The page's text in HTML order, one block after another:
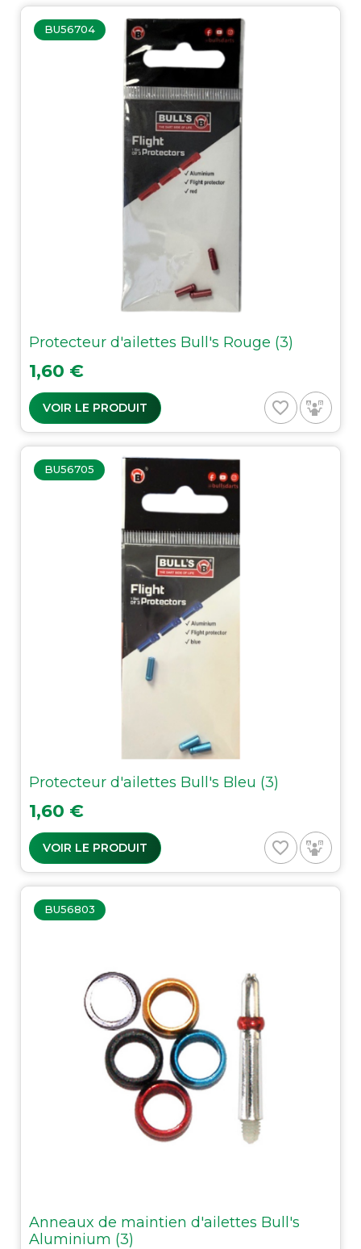
BU56704
Protecteur d'ailettes Bull's Rouge (3)
Prix
1,60 €
VOIR LE PRODUIT favorite_border
BU56705
Protecteur d'ailettes Bull's Bleu (3)
Prix
1,60 €
VOIR LE PRODUIT favorite_border
BU56803
Anneaux de maintien d'ailettes Bull's
Aluminium (3)